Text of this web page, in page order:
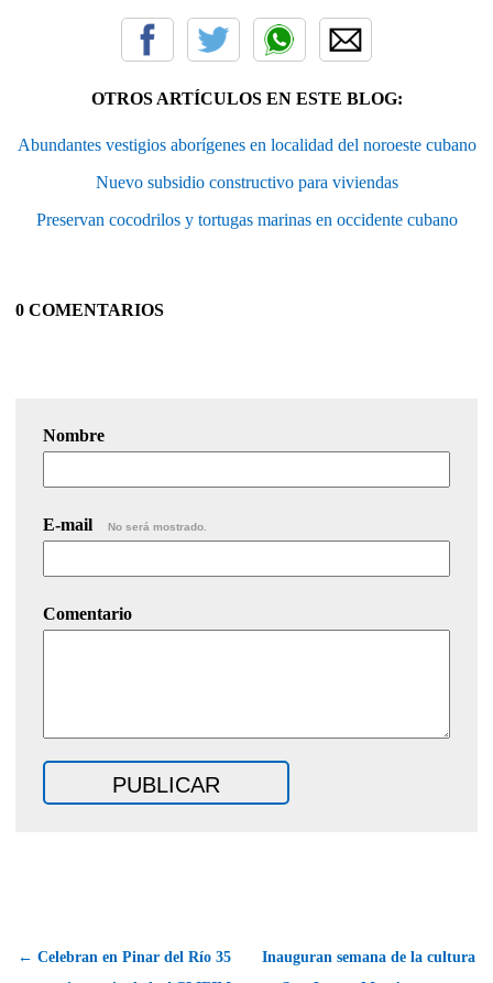
OTROS ARTÍCULOS EN ESTE BLOG:
Abundantes vestigios aborígenes en localidad del noroeste cubano
Nuevo subsidio constructivo para viviendas
Preservan cocodrilos y tortugas marinas en occidente cubano
0 COMENTARIOS
Nombre
E-mail No será mostrado.
Comentario
← Celebran en Pinar del Río 35
Inauguran semana de la cultura